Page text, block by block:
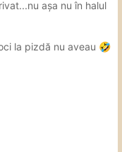
așa nu în halul
la pizdă nu aveau 🤣